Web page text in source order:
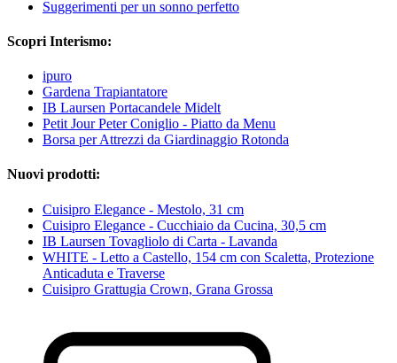
Suggerimenti per un sonno perfetto
Scopri Interismo:
ipuro
Gardena Trapiantatore
IB Laursen Portacandele Midelt
Petit Jour Peter Coniglio - Piatto da Menu
Borsa per Attrezzi da Giardinaggio Rotonda
Nuovi prodotti:
Cuisipro Elegance - Mestolo, 31 cm
Cuisipro Elegance - Cucchiaio da Cucina, 30,5 cm
IB Laursen Tovagliolo di Carta - Lavanda
WHITE - Letto a Castello, 154 cm con Scaletta, Protezione
Anticaduta e Traverse
Cuisipro Grattugia Crown, Grana Grossa